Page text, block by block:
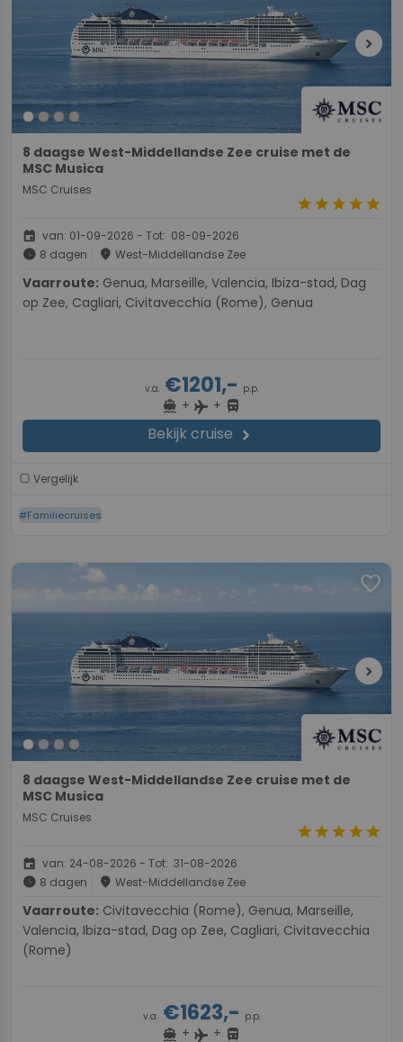
chevron_right
8 daagse West-Middellandse Zee cruise met de
MSC Musica
MSC Cruises
starstarstarstarstar
event van: 01-09-2026 - Tot: 08-09-2026
schedule 8 dagen place West-Middellandse Zee
Vaarroute:
op Zee, Cagliari, Civitavecchia (Rome), Genua
v.a.€1201,- p.p.
directions_boat + flight + directions_bus
Bekijk cruise chevron_right
Vergelijk
#Familiecruises
favorite
chevron_right
8 daagse West-Middellandse Zee cruise met de
MSC Musica
MSC Cruises
starstarstarstarstar
event van: 24-08-2026 - Tot: 31-08-2026
schedule 8 dagen place West-Middellandse Zee
Vaarroute:
Valencia, Ibiza-stad, Dag op Zee, Cagliari, Civitavecchia
(Rome)
v.a.€1623,- p.p.
directions_boat + flight + directions_bus